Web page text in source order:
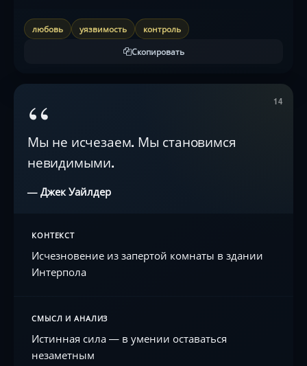
любовь уязвимость контроль
Скопировать
14
“
Мы не исчезаем. Мы становимся
невидимыми.
— Джек Уайлдер
КОНТЕКСТ
Исчезновение из запертой комнаты в здании
Интерпола
СМЫСЛ И АНАЛИЗ
Истинная сила — в умении оставаться
незаметным